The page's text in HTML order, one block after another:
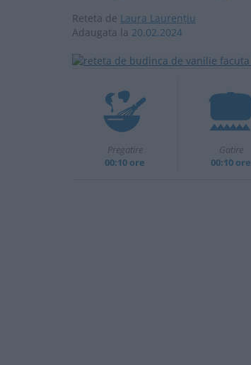
Reteta de Laura Laurențiu
Adaugata la 20.02.2024
Pregatire
00:10 ore
Gatire
00:10 ore